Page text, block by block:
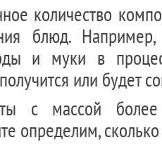
количество
блюд.
и муки в
или будет
с массой
определим,